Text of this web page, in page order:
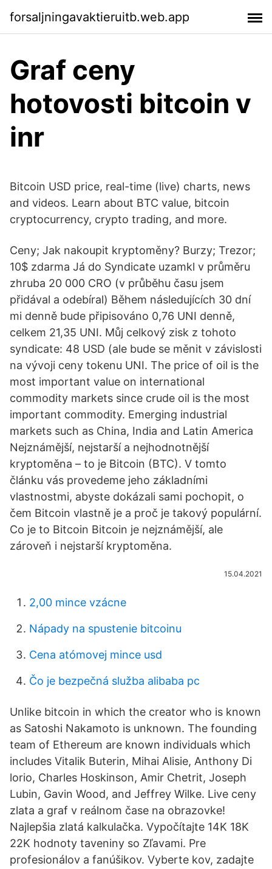
forsaljningavaktieruitb.web.app
Graf ceny
hotovosti bitcoin v
inr
Bitcoin USD price, real-time (live) charts, news
and videos. Learn about BTC value, bitcoin
cryptocurrency, crypto trading, and more.
Ceny; Jak nakoupit kryptoměny? Burzy; Trezor;
10$ zdarma Já do Syndicate uzamkl v průměru
zhruba 20 000 CRO (v průběhu času jsem
přidával a odebíral) Během následujících 30 dní
mi denně bude připisováno 0,76 UNI denně,
celkem 21,35 UNI. Můj celkový zisk z tohoto
syndicate: 48 USD (ale bude se měnit v závislosti
na vývoji ceny tokenu UNI. The price of oil is the
most important value on international
commodity markets since crude oil is the most
important commodity. Emerging industrial
markets such as China, India and Latin America
Nejznámější, nejstarší a nejhodnotnější
kryptoměna – to je Bitcoin (BTC). V tomto
článku vás provedeme jeho základními
vlastnostmi, abyste dokázali sami pochopit, o
čem Bitcoin vlastně je a proč je takový populární.
Co je to Bitcoin Bitcoin je nejznámější, ale
zároveň i nejstarší kryptoměna.
15.04.2021
2,00 mince vzácne
Nápady na spustenie bitcoinu
Cena atómovej mince usd
Čo je bezpečná služba alibaba pc
Unlike bitcoin in which the creator who is known
as Satoshi Nakamoto is unknown. The founding
team of Ethereum are known individuals which
includes Vitalik Buterin, Mihai Alisie, Anthony Di
lorio, Charles Hoskinson, Amir Chetrit, Joseph
Lubin, Gavin Wood, and Jeffrey Wilke. Live ceny
zlata a graf v reálnom čase na obrazovke!
Najlepšia zlatá kalkulačka. Vypočítajte 14K 18K
22K hodnoty taveniny so Zľavami. Pre
profesionálov a fanúšikov. Vyberte kov, zadajte